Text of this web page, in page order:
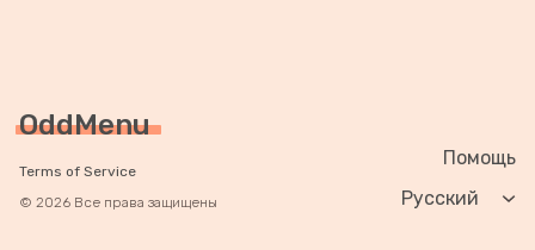
OddMenu
Terms of Service
© 2026 Все права защищены
Помощь
Change